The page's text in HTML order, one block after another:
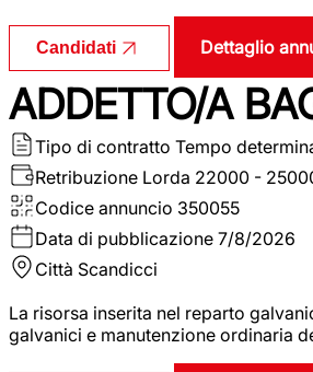
Candidati Dettaglio
ADDETTO/A
Tipo di contratto Tempo
Retribuzione Lorda 22000 -
Codice annuncio 350055
Data di pubblicazione 7/8/2026
Città Scandicci
La risorsa inserita nel reparto
galvanici e manutenzione ordinaria